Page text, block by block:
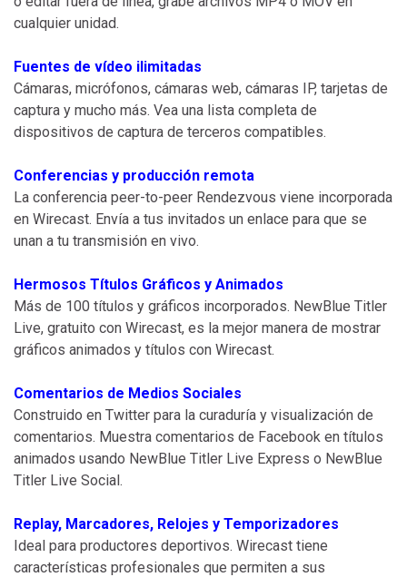
cualquier unidad.
Fuentes de vídeo ilimitadas
Cámaras, micrófonos, cámaras web, cámaras IP, tarjetas de
captura y mucho más. Vea una lista completa de
dispositivos de captura de terceros compatibles.
Conferencias y producción remota
La conferencia peer-to-peer Rendezvous viene incorporada
en Wirecast. Envía a tus invitados un enlace para que se
unan a tu transmisión en vivo.
Hermosos Títulos Gráficos y Animados
Más de 100 títulos y gráficos incorporados. NewBlue Titler
Live, gratuito con Wirecast, es la mejor manera de mostrar
gráficos animados y títulos con Wirecast.
Comentarios de Medios Sociales
Construido en Twitter para la curaduría y visualización de
comentarios. Muestra comentarios de Facebook en títulos
animados usando NewBlue Titler Live Express o NewBlue
Titler Live Social.
Replay, Marcadores, Relojes y Temporizadores
Ideal para productores deportivos. Wirecast tiene
características profesionales que permiten a sus